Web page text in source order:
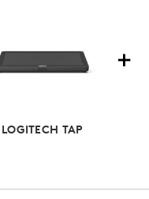
LOGITECH TAP